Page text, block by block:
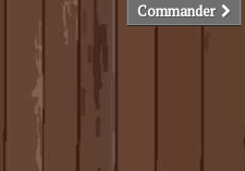
Commander